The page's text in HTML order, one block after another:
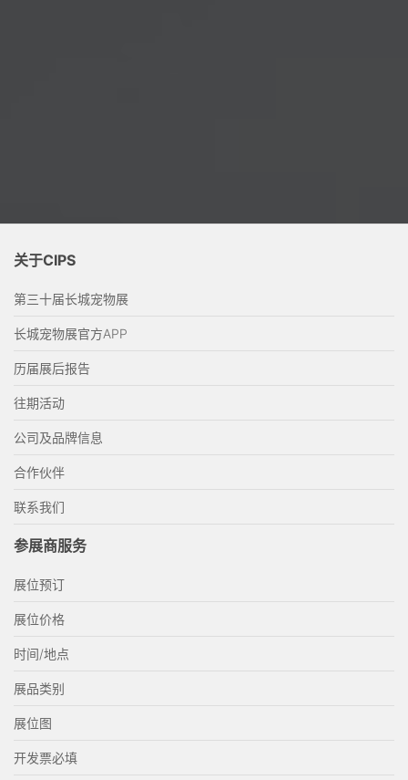
关于CIPS
第三十届长城宠物展
长城宠物展官方APP
历届展后报告
往期活动
公司及品牌信息
合作伙伴
联系我们
参展商服务
展位预订
展位价格
时间/地点
展品类别
展位图
开发票必填